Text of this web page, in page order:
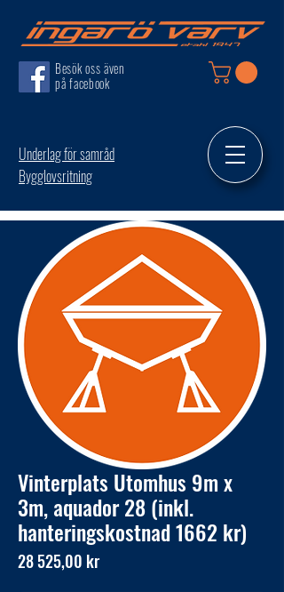
Besök oss även
på facebook
Underlag för samråd
Bygglovsritning
Vinterplats Utomhus 9m x
3m, aquador 28 (inkl.
hanteringskostnad 1662 kr)
28 525,00 krPris